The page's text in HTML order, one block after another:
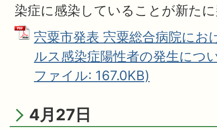
染症に感染していることが新た
宍粟市発表 宍粟総合病院にお
ルス感染症陽性者の発生につ
ファイル: 167.0KB)
4月27日